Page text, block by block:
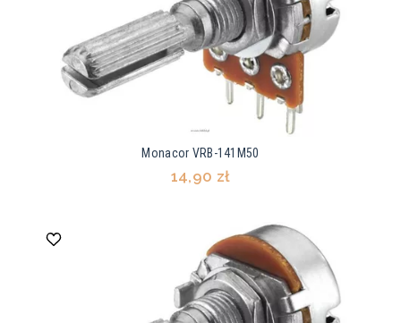
Monacor VRB-141M50
14,90 zł